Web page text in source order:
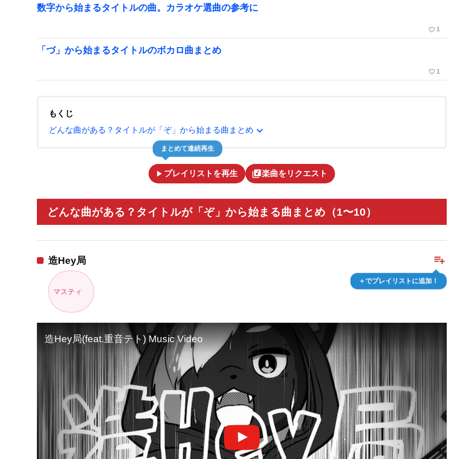
数字から始まるタイトルの曲。カラオケ選曲の参考に
favorite_border 1
「づ」から始まるタイトルのボカロ曲まとめ
favorite_border 1
もくじ
どんな曲がある？タイトルが「ぞ」から始まる曲まとめ expand_more
play_arrow プレイリストを再生
まとめて連続再生
library_music楽曲をリクエスト
どんな曲がある？タイトルが「ぞ」から始まる曲まとめ（1〜10）
playlist_add
＋でプレイリストに追加！
造Hey局
マスティ
造Hey局(feat.重音テト) Music Video